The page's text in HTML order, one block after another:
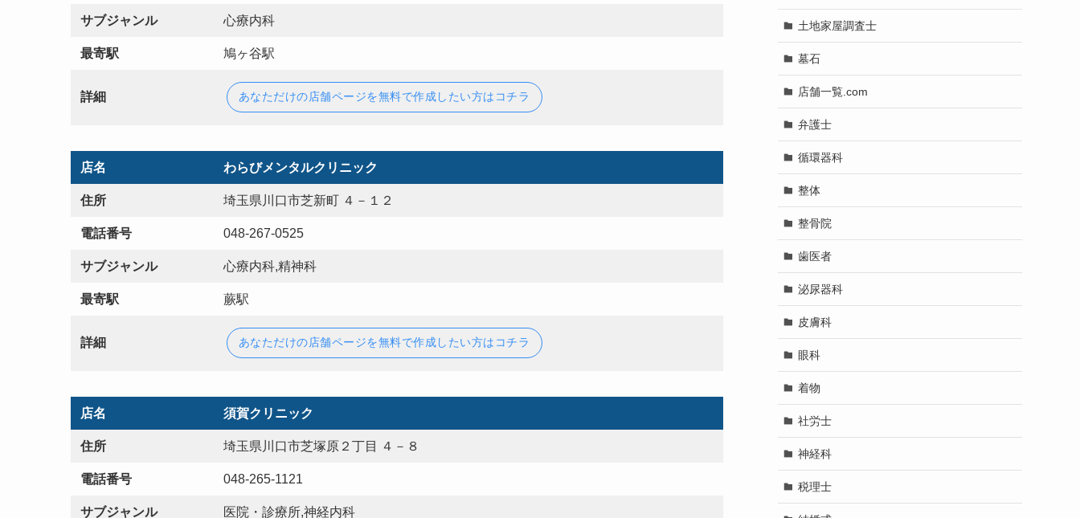
サブジャンル 心療内科
最寄駅 鳩ヶ谷駅
詳細 あなただけの店舗ページを無料で作成したい方はコチラ
店名 わらびメンタルクリニック
住所 埼玉県川口市芝新町 ４－１２
電話番号 048-267-0525
サブジャンル 心療内科,精神科
最寄駅 蕨駅
詳細 あなただけの店舗ページを無料で作成したい方はコチラ
店名 須賀クリニック
住所 埼玉県川口市芝塚原２丁目 ４－８
電話番号 048-265-1121
サブジャンル 医院・診療所,神経内科
土地家屋調査士
墓石
店舗一覧.com
弁護士
循環器科
整体
整骨院
歯医者
泌尿器科
皮膚科
眼科
着物
社労士
神経科
税理士